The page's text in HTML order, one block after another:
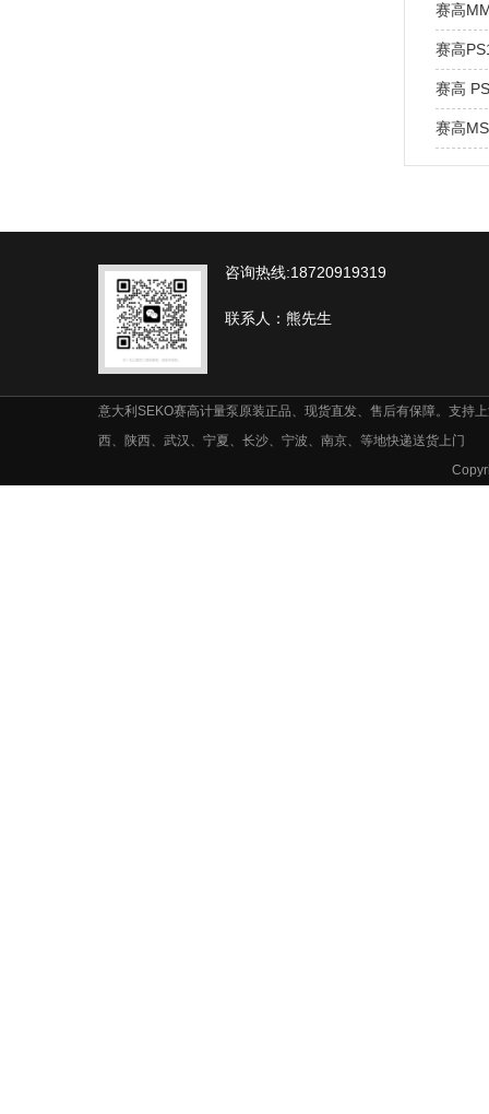
赛高
赛高
赛高
赛高
咨询热线:18720919319
联系人：熊先生
意大利SEKO赛高计量泵原装正品、现货直发、售后有保障。支持
西、陕西、武汉、宁夏、长沙、宁波、南京、等地快递送货上门